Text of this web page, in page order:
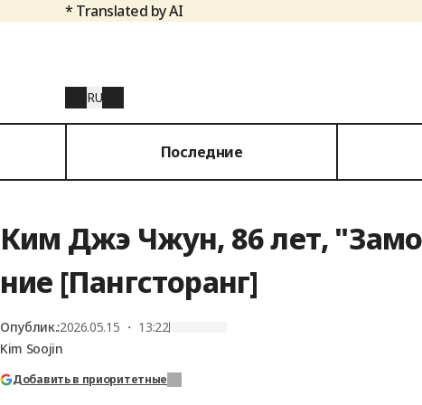
* Translated by AI
RU
Последние
Ким Джэ Чжун, 86 лет,
ние [Пангсторанг]
Опублик.:2026.05.15 ・ 13:22
Kim Soojin
Добавить в приоритетные